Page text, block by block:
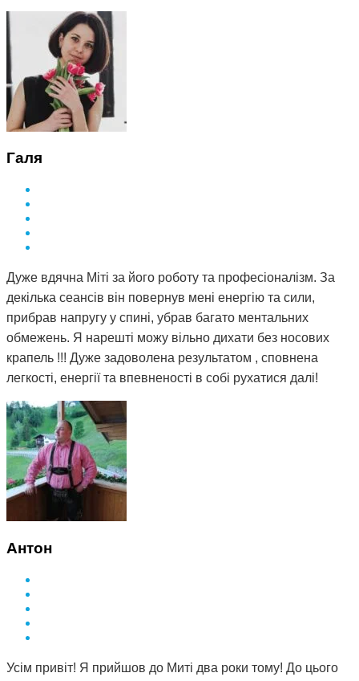
Галя
Дуже вдячна Міті за його роботу та професіоналізм. За
декілька сеансів він повернув мені енергію та сили,
прибрав напругу у спині, убрав багато ментальних
обмежень. Я нарешті можу вільно дихати без носових
крапель !!! Дуже задоволена результатом , сповнена
легкості, енергії та впевненості в собі рухатися далі!
Антон
Усім привіт! Я прийшов до Миті два роки тому! До цього